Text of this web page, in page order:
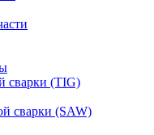
сварки (TIG)
сварки (SAW)